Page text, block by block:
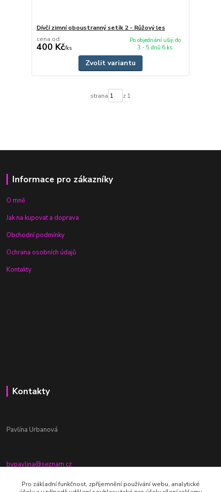
Dívčí zimní oboustranný setík 2 - Růžový les
cena od
400 Kč/ks
Po objednání ušiji do
3 - 5 dnů 6 ks
Zvolit variantu
strana z 1
Informace pro zákazníky
O mně
Jak na kupovat a doprava
Obchodní podmínky
Ochrana osobních údajů
Kontakty
Kontakty
Pavlína Urbanová
bypavlina@seznam.cz
+420774917196
Pro základní funkčnost, zpříjemnění používání webu, analytické